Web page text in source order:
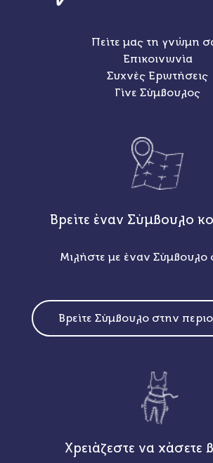
Πείτε μας τη γνώμη
Επικοινωνία
Συχνές Ερωτήσεις
Γίνε Σύμβουλος
Βρείτε έναν Σύμβουλο
Μιλήστε με έναν Σύμβουλο
Βρείτε Σύμβουλο στην
Χρειάζεστε να χάσετε